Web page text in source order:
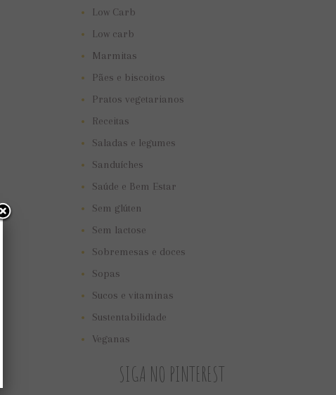
Low Carb
Low carb
Marmitas
Pães e biscoitos
Pratos vegetarianos
Receitas
Saladas e legumes
Sanduíches
Saúde e Bem Estar
Sem glúten
Sem lactose
Sobremesas e doces
Sopas
Sucos e vitaminas
Sustentabilidade
Veganas
SIGA NO PINTEREST